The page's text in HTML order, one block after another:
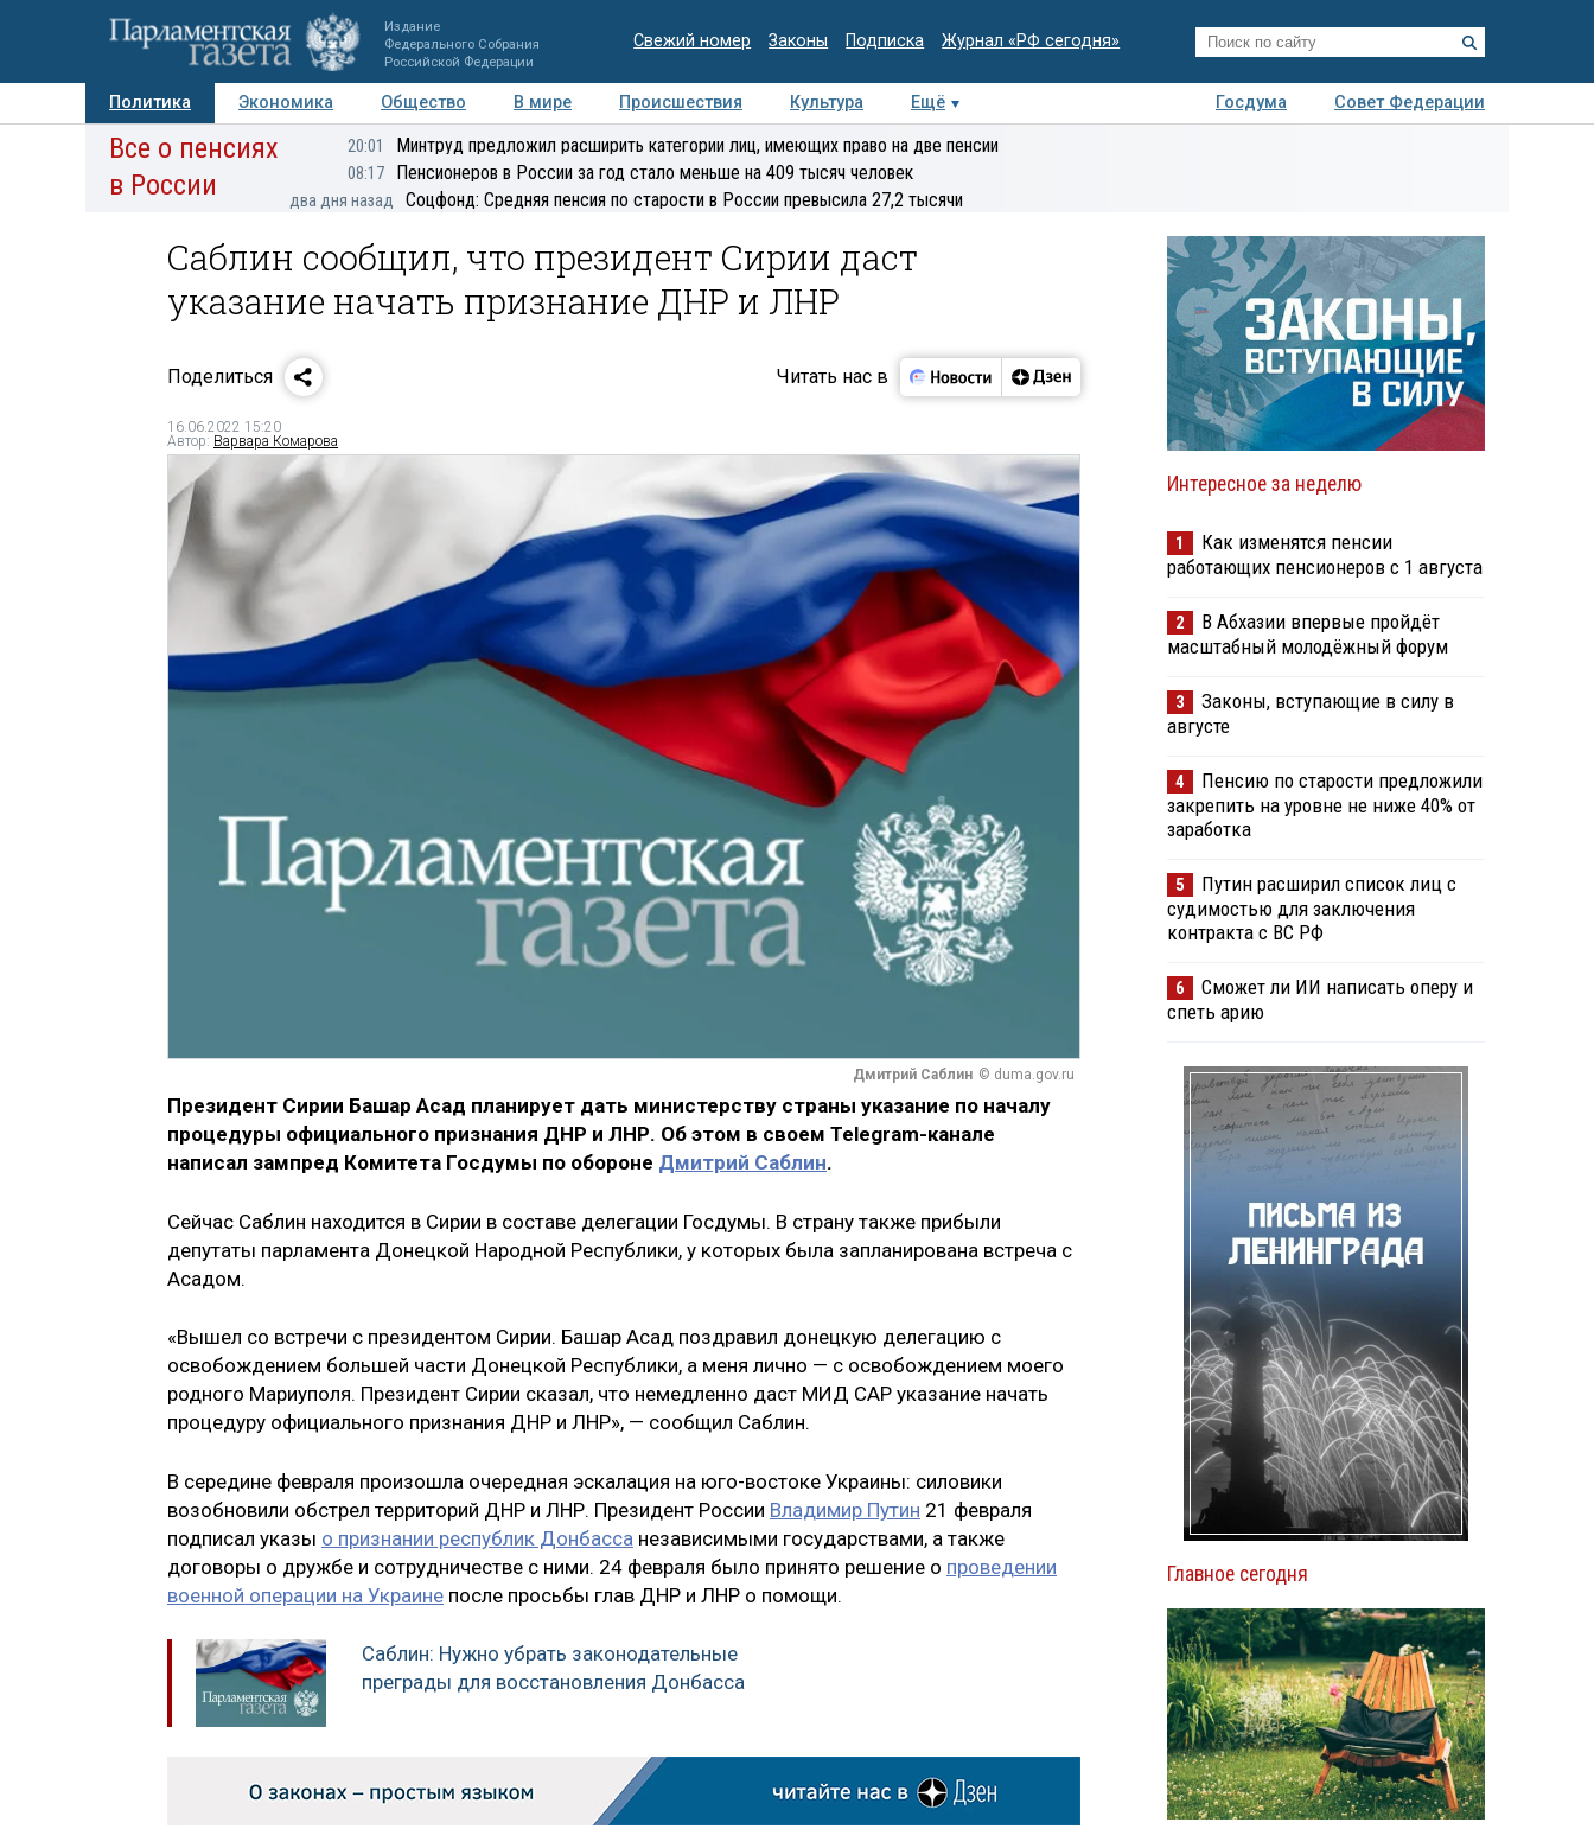
Издание
Федерального Собрания
Российской Федерации
Свежий номер Законы Подписка Журнал «РФ сегодня»
Политика Экономика Общество В мире Происшествия Культура Ещё Госдума
Совет Федерации
Авторы Персоны Мнения Регионы Медиацентр Интервью Колумнисты
Деловая
Все о пенсиях
в России
20:01 Минтруд предложил расширить категории лиц, имеющих право на две пенсии
08:17 Пенсионеров в России за год стало меньше на 409 тысяч человек
два дня назад Соцфонд: Средняя пенсия по старости в России превысила 27,2 тысячи
Саблин сообщил, что президент Сирии даст
указание начать признание ДНР и ЛНР
Поделиться Читать нас в
16.06.2022 15:20
Автор: Варвара Комарова
Дмитрий Саблин © duma.gov.ru
Президент Сирии Башар Асад планирует дать министерству страны указание по началу
процедуры официального признания ДНР и ЛНР. Об этом в своем Telegram-канале
написал зампред Комитета Госдумы по обороне Дмитрий Саблин.
Сейчас Саблин находится в Сирии в составе делегации Госдумы. В страну также прибыли
депутаты парламента Донецкой Народной Республики, у которых была запланирована встреча с
Асадом.
«Вышел со встречи с президентом Сирии. Башар Асад поздравил донецкую делегацию с
освобождением большей части Донецкой Республики, а меня лично — с освобождением моего
родного Мариуполя. Президент Сирии сказал, что немедленно даст МИД САР указание начать
процедуру официального признания ДНР и ЛНР», — сообщил Саблин.
В середине февраля произошла очередная эскалация на юго-востоке Украины: силовики
возобновили обстрел территорий ДНР и ЛНР. Президент России Владимир Путин 21 февраля
подписал указы о признании республик Донбасса независимыми государствами, а также
договоры о дружбе и сотрудничестве с ними. 24 февраля было принято решение о проведении
военной операции на Украине после просьбы глав ДНР и ЛНР о помощи.
Саблин: Нужно убрать законодательные
преграды для восстановления Донбасса
Интересное за неделю
1
Как изменятся пенсии
работающих пенсионеров с 1 августа
2
В Абхазии впервые пройдёт
масштабный молодёжный форум
3
Законы, вступающие в силу в
августе
4
Пенсию по старости предложили
закрепить на уровне не ниже 40% от
заработка
5
Путин расширил список лиц с
судимостью для заключения
контракта с ВС РФ
6
Сможет ли ИИ написать оперу и
спеть арию
Главное сегодня